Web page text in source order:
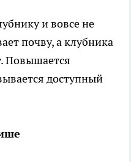
и вовсе не
почву, а клубника
Повышается
доступный